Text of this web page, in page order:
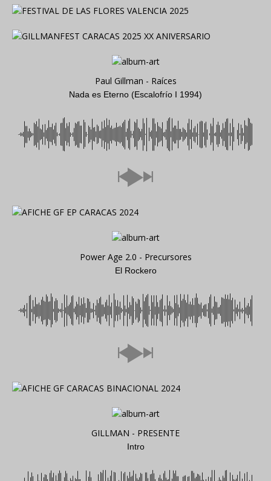
Paul Gillman - Raíces
Nada es Eterno (Escalofrío I 1994)
Power Age 2.0 - Precursores
El Rockero
GILLMAN - PRESENTE
Intro